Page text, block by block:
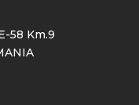
58 Km.9